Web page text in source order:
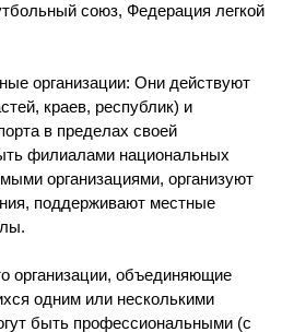
союз, Федерация легкой
организации: Они действуют
краев, республик) и
в пределах своей
филиалами национальных
организациями, организуют
поддерживают местные
организации, объединяющие
одним или несколькими
быть профессиональными (с